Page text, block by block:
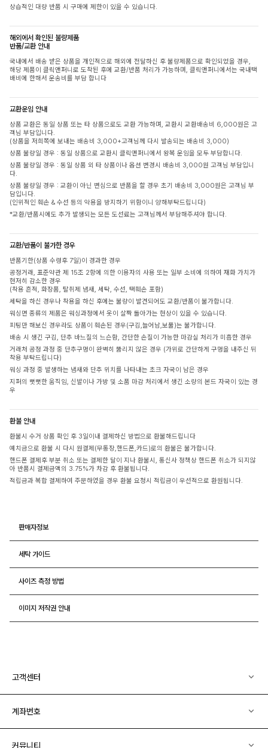
상습적인 대량 반품 시 구매에 제한이 있을 수 있습니다.
해외에서 확인된 불량제품
반품/교환 안내
국내에서 배송 받은 상품을 개인적으로 해외에 전달하신 후 불량제품으로 확인되었을 경우,
해당 제품이 클릭앤퍼니로 도착된 후에 교환/반품 처리가 가능하며, 클릭앤퍼니에서는 국내택
배비에 한해서 운송비를 부담 합니다
교환운임 안내
상품 교환은 동일 상품 또는 타 상품으로도 교환 가능하며, 교환시 교환배송비 6,000원은 고
객님 부담입니다.
(상품을 저희쪽에 보내는 배송비 3,000+고객님께 다시 발송되는 배송비 3,000)
상품 불량일 경우 : 동일 상품으로 교환시 클릭앤퍼니에서 왕복 운임을 모두 부담합니다.
상품 불량일 경우 : 동일 상품 외 타 상품이나 옵션 변경시 배송비 3,000원 고객님 부담입니
다.
상품 불량일 경우 : 교환이 아닌 변심으로 반품을 할 경우 초기 배송비 3,000원은 고객님 부
담입니다.
(인위적인 훼손 & 수선 등의 악용을 방지하기 위함이니 양해부탁드립니다)
*교환/반품시에도 추가 발생되는 모든 도선료는 고객님께서 부담해주셔야 합니다.
교환/반품이 불가한 경우
반품기한(상품 수령후 7일)이 경과한 경우
공정거래, 표준약관 제 15조 2항에 의한 이용자의 사용 또는 일부 소비에 의하여 재화 가치가
현저히 감소한 경우
(착용 흔적, 화장품, 탈취제 냄새, 세탁, 수선, 택훼손 포함)
세탁을 하신 경우나 착용을 하신 후에는 불량이 발견되어도 교환/반품이 불가합니다.
워싱면 종류의 제품은 워싱과정에서 옷이 살짝 돌아가는 현상이 있을 수 있습니다.
피팅만 해보신 경우라도 상품이 훼손된 경우(구김,늘어남,보풀)는 불가합니다.
배송 시 생긴 구김, 단추 바느질의 느슨함, 간단한 손질이 가능한 마감실 처리가 미흡한 경우
거래처 공정 과정 중 단추구멍이 완벽히 뚫리지 않은 경우 (가위로 간단하게 구멍을 내주신 뒤
착용 부탁드립니다)
워싱 과정 중 발생하는 냄새와 단추 위치를 나타내는 초크 자국이 남은 경우
지퍼의 뻣뻣한 움직임, 신발이나 가방 및 소품 마감 처리에서 생긴 소량의 본드 자국이 있는 경
우
환불 안내
환불시 수거 상품 확인 후 3일이내 결제하신 방법으로 환불해드립니다
예치금으로 환불 시 다시 원결제(무통장,핸드폰,카드)로의 환불은 불가합니다.
핸드폰 결제후 부분 취소 또는 결제한 달이 지나 환불시, 통신사 정책상 핸드폰 취소가 되지않
아 반품시 결제금액의 3.75%가 차감 후 환불됩니다.
적립금과 복합 결제하여 주문하였을 경우 환불 요청시 적립금이 우선적으로 환원됩니다.
판매자정보
세탁 가이드
사이즈 측정 방법
이미지 저작권 안내
고객센터
계좌번호
커뮤니티